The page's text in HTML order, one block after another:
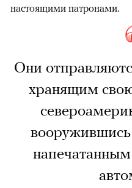
настоящими патронами.
Они
хранящим